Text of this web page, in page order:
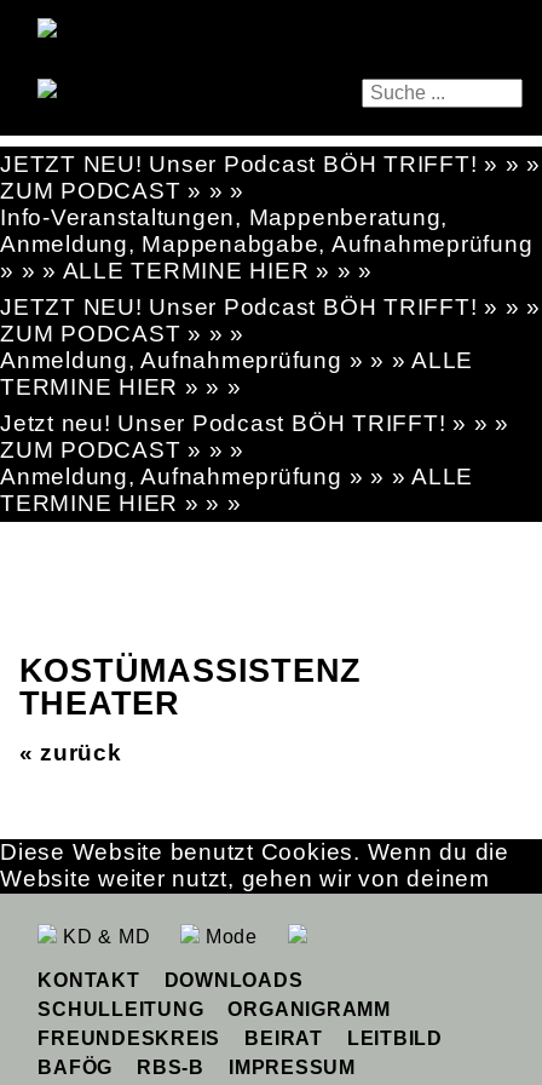
JETZT NEU! Unser Podcast BÖH TRIFFT! » » »
ZUM PODCAST » » »
Info-Veranstaltungen, Mappenberatung,
Anmeldung, Mappenabgabe, Aufnahmeprüfung
» » » ALLE TERMINE HIER » » »
JETZT NEU! Unser Podcast BÖH TRIFFT! » » »
ZUM PODCAST » » »
Anmeldung, Aufnahmeprüfung » » » ALLE
TERMINE HIER » » »
Jetzt neu! Unser Podcast BÖH TRIFFT! » » »
ZUM PODCAST » » »
Anmeldung, Aufnahmeprüfung » » » ALLE
TERMINE HIER » » »
KOSTÜMASSISTENZ
THEATER
« zurück
KD & MD Mode
KONTAKT
DOWNLOADS
SCHULLEITUNG
ORGANIGRAMM
FREUNDESKREIS
BEIRAT
LEITBILD
BAFÖG
RBS-B IMPRESSUM
Diese Website benutzt Cookies. Wenn du die
Website weiter nutzt, gehen wir von deinem